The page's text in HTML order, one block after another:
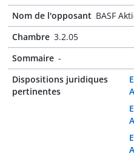
Nom de l'opposant BASF
Chambre 3.2.05
Sommaire -
Dispositions juridiques
pertinentes